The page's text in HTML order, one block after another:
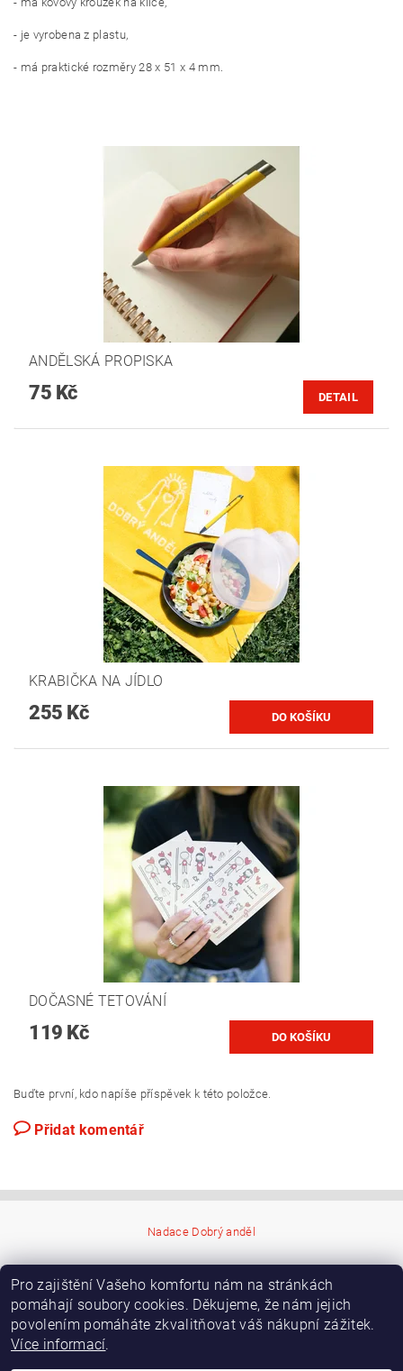
- je vyrobena z plastu,
- má praktické rozměry 28 x 51 x 4 mm.
ANDĚLSKÁ PROPISKA
75 Kč DETAIL
KRABIČKA NA JÍDLO
255 Kč
DOČASNÉ TETOVÁNÍ
119 Kč
Buďte první, kdo napíše příspěvek k této položce.
Přidat komentář
Nadace Dobrý anděl
Pro zajištění Vašeho komfortu nám na stránkách
pomáhají soubory cookies. Děkujeme, že nám jejich
povolením pomáháte zkvalitňovat váš nákupní zážitek.
Více informací.